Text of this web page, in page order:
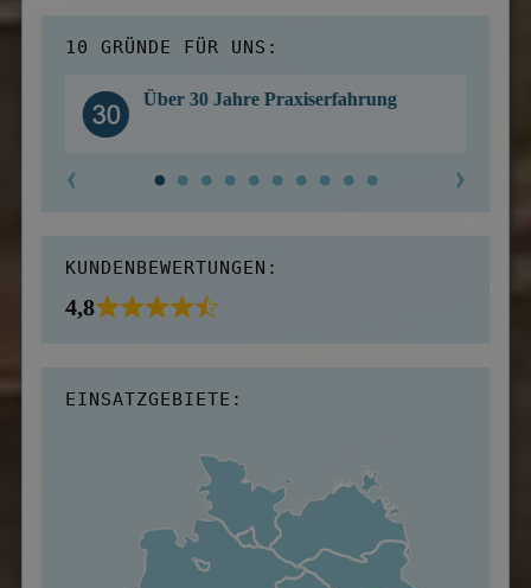
10 GRÜNDE FÜR UNS:
Über 30 Jahre Praxiserfahrung
KUNDENBEWERTUNGEN:
4,8
EINSATZGEBIETE: